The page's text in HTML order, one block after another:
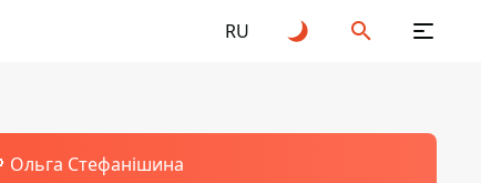
RU
Ольга Стефанішина